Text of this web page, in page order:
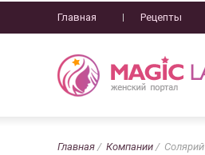
Главная Рецепты
Главная Компании Солярий